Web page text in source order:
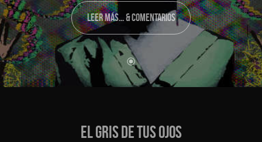
LEER MÁS... & COMENTARIOS
EL GRIS DE TUS OJOS